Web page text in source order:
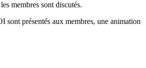
membres sont discutés.
sont présentés aux membres, une animation